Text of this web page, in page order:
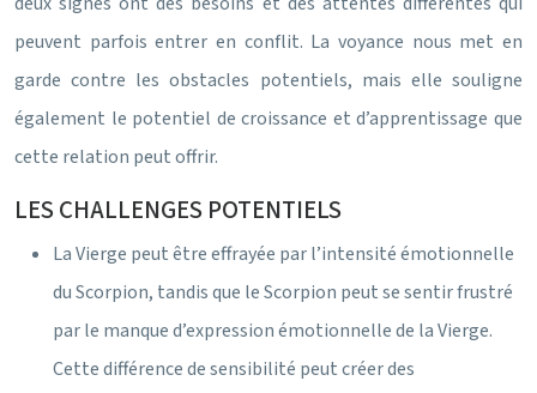
peuvent parfois entrer en conflit. La voyance nous met en
garde contre les obstacles potentiels, mais elle souligne
également le potentiel de croissance et d’apprentissage que
cette relation peut offrir.
LES CHALLENGES POTENTIELS
La Vierge peut être effrayée par l’intensité émotionnelle
du Scorpion, tandis que le Scorpion peut se sentir frustré
par le manque d’expression émotionnelle de la Vierge.
Cette différence de sensibilité peut créer des